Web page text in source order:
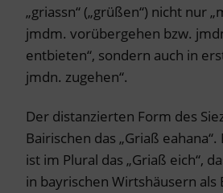
„griassn“ („grüßen“) nicht nur
jmdm. vorübergehen bzw.
entbieten“, sondern auch in
jmdn. zugehen“.
Der distanzierten Form des
Bairischen das „Griaß
ist im Plural das „Griaß eich“,
in bayrischen Wirtshäusern als